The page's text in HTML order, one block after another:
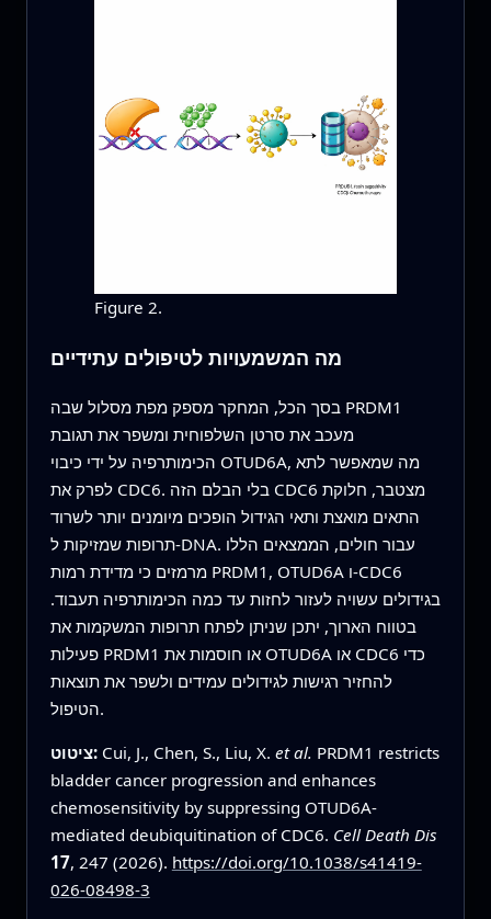
Figure 2.
מה המשמעויות לטיפולים עתידיים
בסך הכל, המחקר מספק מפת מסלול שבה PRDM1
מעכב את סרטן השלפוחית ומשפר את תגובת
הכימותרפיה על ידי כיבוי OTUD6A, מה שמאפשר לתא
לפרק את CDC6. בלי הבלם הזה CDC6 מצטבר, חלוקת
התאים מואצת ותאי הגידול הופכים מיומנים יותר לשרוד
תרופות שמזיקות ל-DNA. עבור חולים, הממצאים הללו
מרמזים כי מדידת רמות PRDM1, OTUD6A ו-CDC6
בגידולים עשויה לעזור לחזות עד כמה הכימותרפיה תעבוד.
בטווח הארוך, יתכן שניתן לפתח תרופות המשקמות את
פעילות PRDM1 או חוסמות את OTUD6A או CDC6 כדי
להחזיר רגישות לגידולים עמידים ולשפר את תוצאות
הטיפול.
ציטוט: Cui, J., Chen, S., Liu, X. et al. PRDM1 restricts
bladder cancer progression and enhances
chemosensitivity by suppressing OTUD6A-
mediated deubiquitination of CDC6. Cell Death Dis
17, 247 (2026). https://doi.org/10.1038/s41419-
026-08498-3